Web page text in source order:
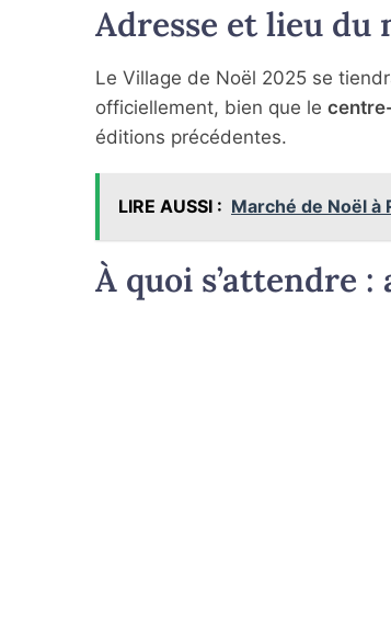
Adresse et lieu du
Le Village de Noël 2025 se
officiellement, bien que le
éditions précédentes.
LIRE AUSSI : Marché de Noël à
À quoi s’attendre